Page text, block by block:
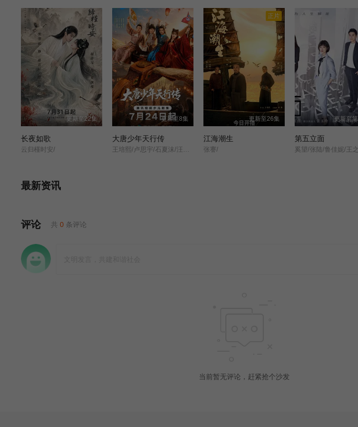
更新至22集
长夜如歌
云归槿时安/
更新至8集
大唐少年天行传
正片
更新至26集
江海潮生
张謇/
更新至
第五立面
奚望/张陆/鲁佳妮/王
最新资讯
评论 共 0 条评论
当前暂无评论，赶紧抢个沙发